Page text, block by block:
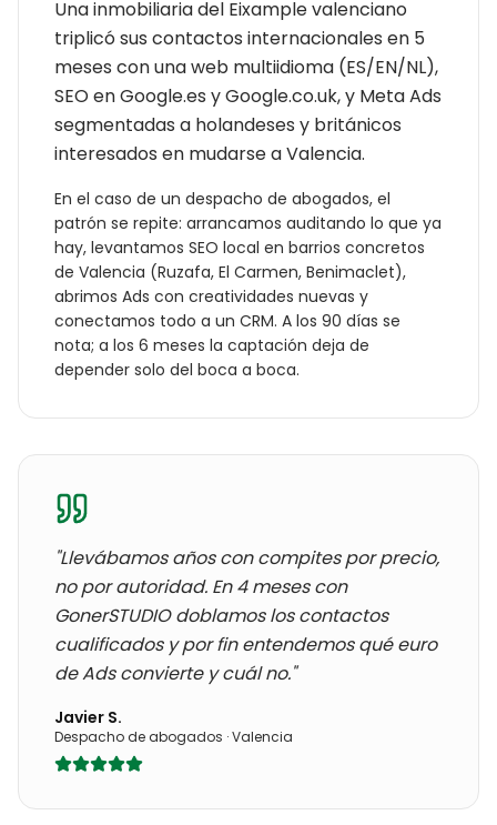
Una inmobiliaria del Eixample valenciano
triplicó sus contactos internacionales en 5
meses con una web multiidioma (ES/EN/NL),
SEO en Google.es y Google.co.uk, y Meta Ads
segmentadas a holandeses y británicos
interesados en mudarse a Valencia.
En el caso de un despacho de abogados, el
patrón se repite: arrancamos auditando lo que ya
hay, levantamos SEO local en barrios concretos
de Valencia (Ruzafa, El Carmen, Benimaclet),
abrimos Ads con creatividades nuevas y
conectamos todo a un CRM. A los 90 días se
nota; a los 6 meses la captación deja de
depender solo del boca a boca.
"Llevábamos años concompites por precio,
no por autoridad. En 4 meses con
GonerSTUDIO doblamos los contactos
cualificados y por fin entendemos qué euro
de Ads convierte y cuál no."
Javier S.
Despacho de abogados ·Valencia